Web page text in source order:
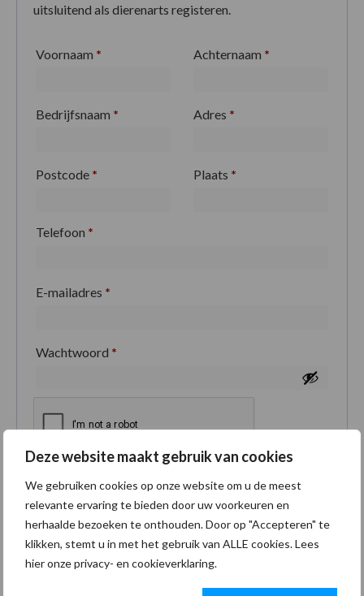
Deze website maakt gebruik van cookies
We gebruiken cookies op onze website om u de meest
relevante ervaring te bieden door uw voorkeuren en
herhaalde bezoeken te onthouden. Door op "Accepteren" te
klikken, stemt u in met het gebruik van ALLE cookies. Lees
hier onze privacy- en cookieverklaring.
uitsluitend als dierenarts registeren.
Voornaam * Achternaam *
Bedrijfsnaam * Adres *
Postcode * Plaats *
Telefoon *
E-mailadres *
Wachtwoord *
Je persoonlijke gegevens worden gebruikt om je
ervaring op deze site te ondersteunen, om toegang
tot je account te beheren en voor andere doeleinden
zoals omschreven in onzeprivacybeleid.